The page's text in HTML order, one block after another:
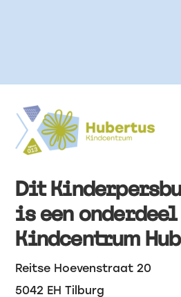
Dit
is een onderdeel
Kindcentrum
Reitse Hoevenstraat 20
5042 EH Tilburg